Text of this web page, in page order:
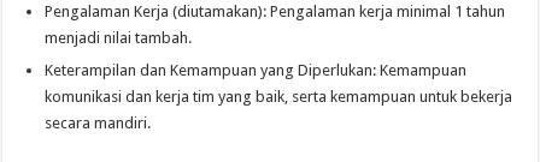
Pengalaman Kerja (diutamakan): Pengalaman kerja minimal 1 tahun
menjadi nilai tambah.
Keterampilan dan Kemampuan yang Diperlukan: Kemampuan
komunikasi dan kerja tim yang baik, serta kemampuan untuk bekerja
secara mandiri.